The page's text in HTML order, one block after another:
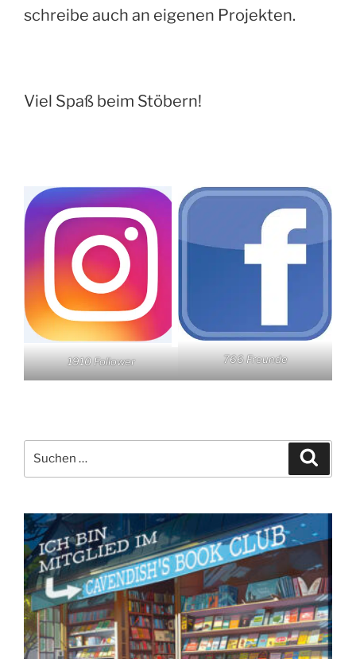
schreibe auch an eigenen Projekten.
Viel Spaß beim Stöbern!
1910 Follower 766 Freunde
nach: